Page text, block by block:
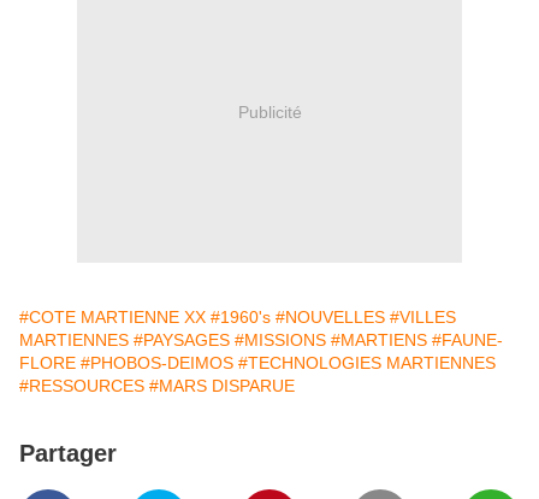
Publicité
#COTE MARTIENNE XX #1960's #NOUVELLES #VILLES
MARTIENNES #PAYSAGES #MISSIONS #MARTIENS #FAUNE-
FLORE #PHOBOS-DEIMOS #TECHNOLOGIES MARTIENNES
#RESSOURCES #MARS DISPARUE
Partager